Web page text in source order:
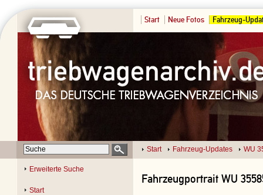
Start Neue Fotos Fahrzeug-
Start Fahrzeug-Updates WU
Erweiterte Suche
Start
Fahrzeugportrait WU